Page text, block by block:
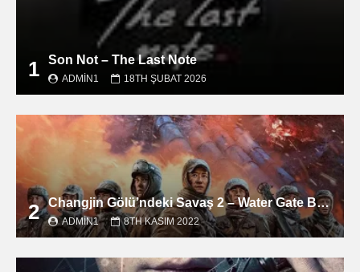
1 Son Not – The Last Note
ADMIN1 18TH ŞUBAT 2026
2 Changjin Gölü’ndeki Savaş 2 – Water Gate Bridge filmini izle
ADMIN1 8TH KASIM 2022